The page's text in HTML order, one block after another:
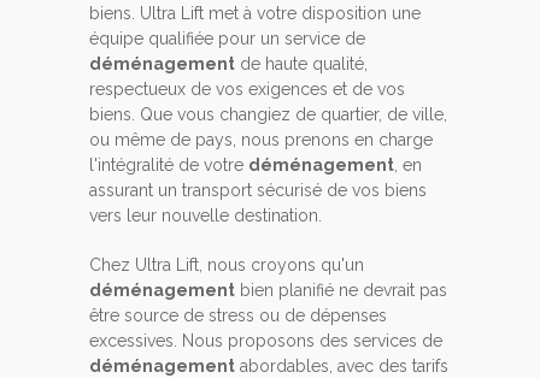
biens. Ultra Lift met à votre disposition une
équipe qualifiée pour un service de
déménagement de haute qualité,
respectueux de vos exigences et de vos
biens. Que vous changiez de quartier, de ville,
ou même de pays, nous prenons en charge
l'intégralité de votre déménagement , en
assurant un transport sécurisé de vos biens
vers leur nouvelle destination.
Chez Ultra Lift, nous croyons qu'un
déménagement bien planifié ne devrait pas
être source de stress ou de dépenses
excessives. Nous proposons des services de
déménagement abordables, avec des tarifs